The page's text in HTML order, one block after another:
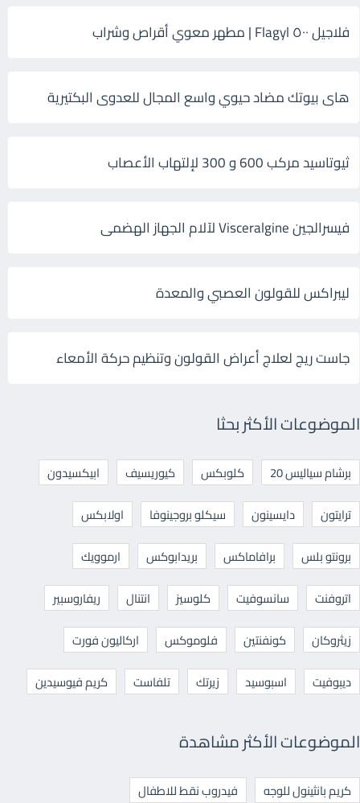
فلاجيل ٥٠٠ Flagyl | مطهر معوي أقراص وشراب
هاى بيوتك مضاد حيوي واسع المجال للعدوى البكتيرية
ثيوتاسيد مركب 600 و 300 لإلتهاب الأعصاب
فيسرالجين Visceralgine لآلام الجهاز الهضمى
ليبراكس للقولون العصبي والمعدة
جاست ريج لعلاج أعراض القولون وتنظيم حركة الأمعاء
الموضوعات الأكثر بحثا
برشام سياليس 20 كلوبكس كيوريسيف
ابيكسيدون
ترايتون
دايسينون سيكلو بروجينوفا
اولابكس
برونتو بلس
برافاماكس بريدابوكس
ارموويك
اتروفنت
سانسوفيت كلوسيز انتنال
ريفاروسبير
زيثروكان
كونفنتين فلوموكس
اركاليون فورت
ديبوفيت
اسبوسيد زيرتك تلفاست كريم فيوسيدين
الموضوعات الأكثر مشاهدة
كريم بانثينول للوجه فيدروب نقط للاطفال